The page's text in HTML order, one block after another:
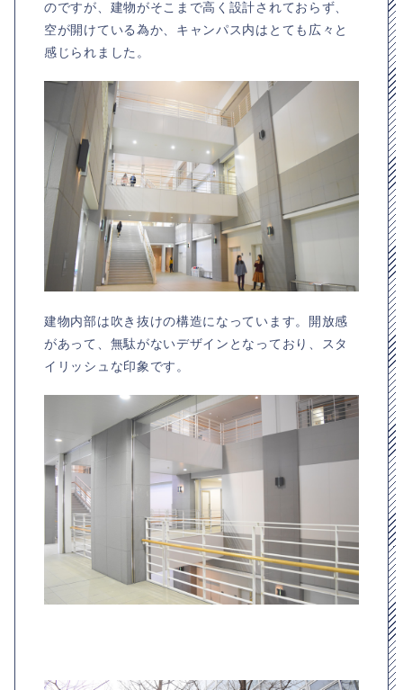
のですが、建物がそこまで高く設計されておらず、
空が開けている為か、キャンパス内はとても広々と
感じられました。
建物内部は吹き抜けの構造になっています。開放感
があって、無駄がないデザインとなっており、スタ
イリッシュな印象です。